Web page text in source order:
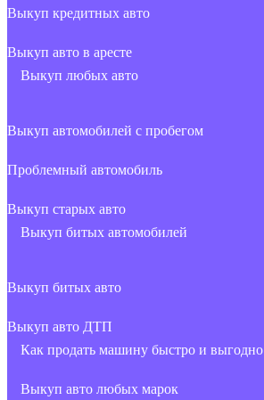
Выкуп кредитных авто
Выкуп авто в аресте
Выкуп любых авто
Выкуп автомобилей с пробегом
Проблемный автомобиль
Выкуп старых авто
Выкуп битых автомобилей
Выкуп битых авто
Выкуп авто ДТП
Как продать машину быстро и выгодно
Выкуп авто любых марок